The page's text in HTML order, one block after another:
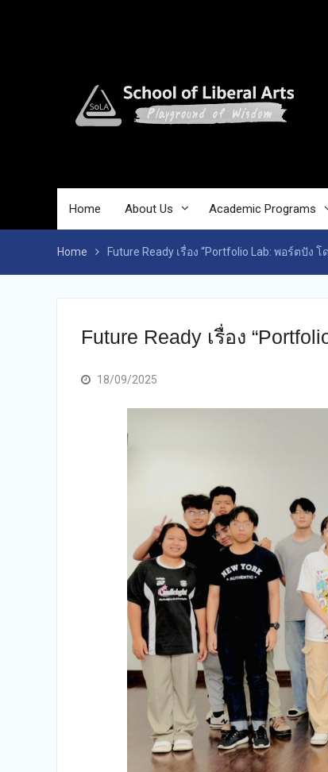
Home About Us Academic Programs
Home Future Ready เรื่อง “Portfolio Lab: พอร์ตปัง โ
Future Ready เรื่อง
18/09/2025